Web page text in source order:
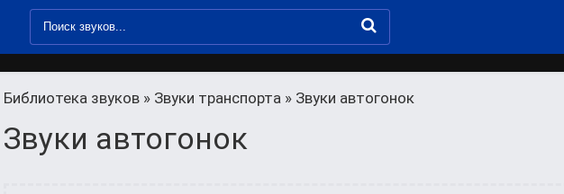
Библиотека звуков » Звуки транспорта » Звуки автогонок
Звуки автогонок